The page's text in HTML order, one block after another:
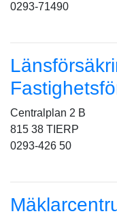
0293-71490
Centralplan 2 B
815 38 TIERP
0293-426 50